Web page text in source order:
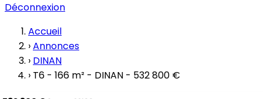
Déconnexion
Accueil
›Annonces
› DINAN
› T6 - 166 m² - DINAN - 532 800 €